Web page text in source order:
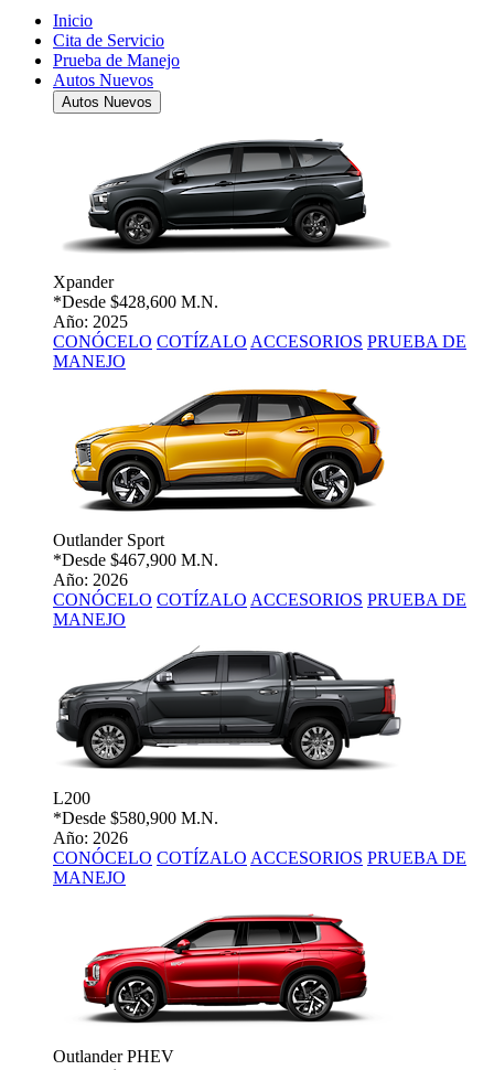
Inicio
Cita de Servicio
Prueba de Manejo
Autos Nuevos
Autos Nuevos
Xpander
*Desde $428,600 M.N.
Año: 2025
CONÓCELO COTÍZALO ACCESORIOS PRUEBA DE
MANEJO
Outlander Sport
*Desde $467,900 M.N.
Año: 2026
CONÓCELO COTÍZALO ACCESORIOS PRUEBA DE
MANEJO
L200
*Desde $580,900 M.N.
Año: 2026
CONÓCELO COTÍZALO ACCESORIOS PRUEBA DE
MANEJO
Outlander PHEV